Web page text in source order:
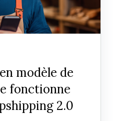
modèle de
fonctionne
2.0